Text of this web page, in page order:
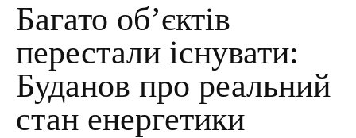
Багато об’єктів
перестали існувати:
Буданов про реальний
стан енергетики